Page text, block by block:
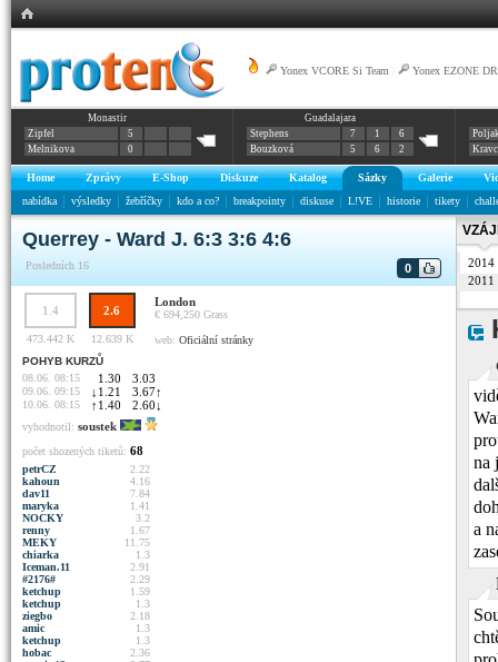
Yonex VCORE Si Team Yonex EZONE
Monastir
Zipfel
5
Melnikova
0
Guadalajara
Stephens
7 1
6
Bouzková
5 6 2
Home Zprávy E-Shop Diskuze Katalog Sázky Galerie
nabídka
výsledky žebříčky kdo a co? breakpointy diskuse L!VE historie tikety
Querrey - Ward J. 6:3 3:6 4:6
Posledních 16 0
1.4 2.6
London
€ 694,250 Grass
473.442 K
12.639 K web: Oficiální stránky
POHYB KURZŮ
08.06. 08:15
1.30 3.03
09.06. 09:15 ↓ 1.21 3.67↑
10.06. 08:15 ↑ 1.40 2.60 ↓
vyhodnotil: soustek
počet shozených tiketů: 68
petrCZ
2.22
kahoun
4.16
dav11
7.84
maryka
1.41
NOCKY
3.2
renny
1.67
MEKY
11.75
chiarka
1.3
Iceman.11
2.91
#2176#
2.29
ketchup
1.59
ketchup
1.3
ziegbo
2.18
amic
1.3
ketchup
1.3
hobac
2.36
2014
2011
na
a